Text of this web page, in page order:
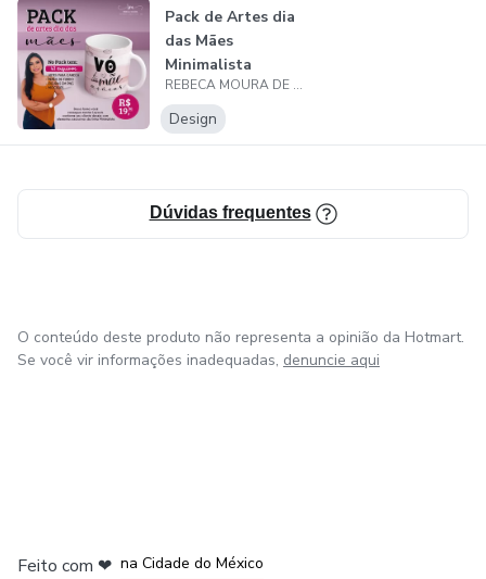
Pack de Artes dia
das Mães
Minimalista
REBECA MOURA DE OLIVEIRA
Design
Dúvidas frequentes
O conteúdo deste produto não representa a opinião da Hotmart.
Se você vir informações inadequadas, denuncie aqui
Feito com ❤ na Cidade do México